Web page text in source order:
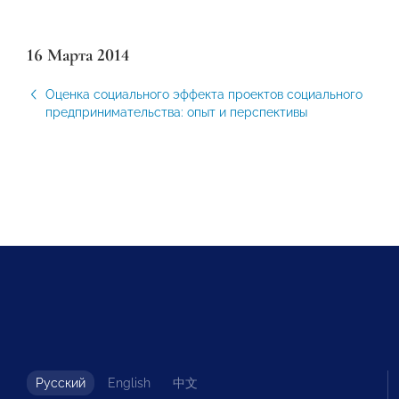
16 Марта 2014
Оценка социального эффекта проектов социального
предпринимательства: опыт и перспективы
Русский English 中文